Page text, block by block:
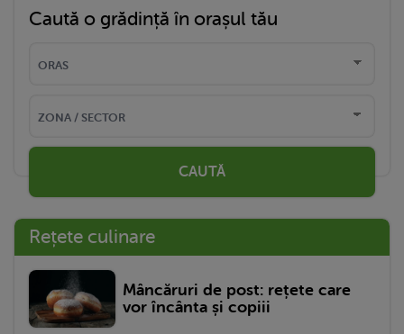
Caută o grădință în orașul tău
CAUTĂ
Rețete culinare
Mâncăruri de post: rețete care
vor încânta și copiii